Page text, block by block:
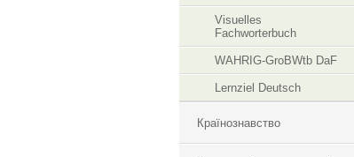
Visuelles
Fachworterbuch
WAHRIG-GroBWtb DaF
Lernziel Deutsch
Країнознавство